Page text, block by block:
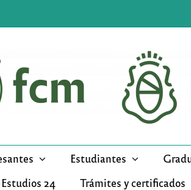
Estudiantes
24 Trámites y certificados